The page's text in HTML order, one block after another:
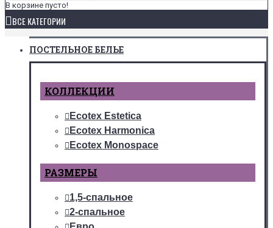
В корзине пусто!
ВСЕ КАТЕГОРИИ
ПОСТЕЛЬНОЕ БЕЛЬЕ
КОЛЛЕКЦИИ
Ecotex Estetica
Ecotex Harmonica
Ecotex Monospace
РАЗМЕРЫ
1,5-спальное
2-спальное